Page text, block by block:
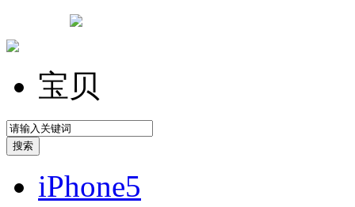
宝贝
iPhone5